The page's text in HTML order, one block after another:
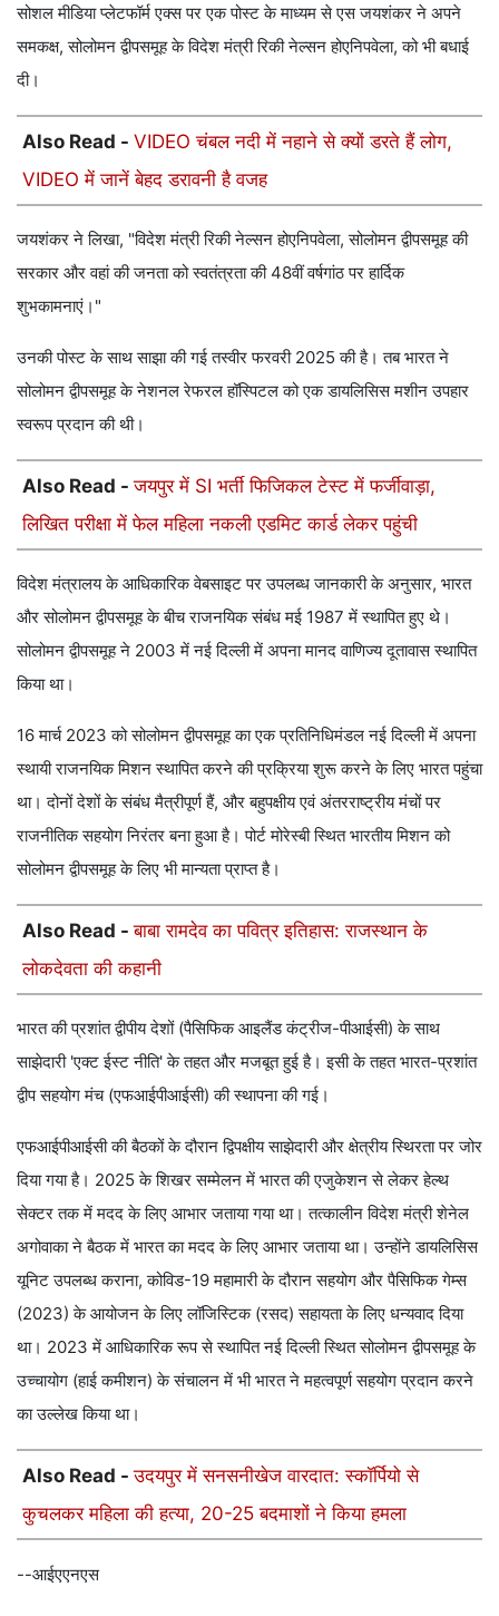
सोशल मीडिया प्लेटफॉर्म एक्स पर एक पोस्ट के माध्यम से एस जयशंकर ने अपने
समकक्ष, सोलोमन द्वीपसमूह के विदेश मंत्री रिकी नेल्सन होएनिपवेला, को भी बधाई
दी।
Also Read - VIDEO चंबल नदी में नहाने से क्यों डरते हैं लोग,
VIDEO में जानें बेहद डरावनी है वजह
जयशंकर ने लिखा, "विदेश मंत्री रिकी नेल्सन होएनिपवेला, सोलोमन द्वीपसमूह की
सरकार और वहां की जनता को स्वतंत्रता की 48वीं वर्षगांठ पर हार्दिक
शुभकामनाएं।"
उनकी पोस्ट के साथ साझा की गई तस्वीर फरवरी 2025 की है। तब भारत ने
सोलोमन द्वीपसमूह के नेशनल रेफरल हॉस्पिटल को एक डायलिसिस मशीन उपहार
स्वरूप प्रदान की थी।
Also Read -जयपुर में SI भर्ती फिजिकल टेस्ट में फर्जीवाड़ा,
लिखित परीक्षा में फेल महिला नकली एडमिट कार्ड लेकर पहुंची
विदेश मंत्रालय के आधिकारिक वेबसाइट पर उपलब्ध जानकारी के अनुसार, भारत
और सोलोमन द्वीपसमूह के बीच राजनयिक संबंध मई 1987 में स्थापित हुए थे।
सोलोमन द्वीपसमूह ने 2003 में नई दिल्ली में अपना मानद वाणिज्य दूतावास स्थापित
किया था।
16 मार्च 2023 को सोलोमन द्वीपसमूह का एक प्रतिनिधिमंडल नई दिल्ली में अपना
स्थायी राजनयिक मिशन स्थापित करने की प्रक्रिया शुरू करने के लिए भारत पहुंचा
था। दोनों देशों के संबंध मैत्रीपूर्ण हैं, और बहुपक्षीय एवं अंतरराष्ट्रीय मंचों पर
राजनीतिक सहयोग निरंतर बना हुआ है। पोर्ट मोरेस्बी स्थित भारतीय मिशन को
सोलोमन द्वीपसमूह के लिए भी मान्यता प्राप्त है।
Also Read -बाबा रामदेव का पवित्र इतिहास: राजस्थान के
लोकदेवता की कहानी
भारत की प्रशांत द्वीपीय देशों (पैसिफिक आइलैंड कंट्रीज-पीआईसी) के साथ
साझेदारी 'एक्ट ईस्ट नीति' के तहत और मजबूत हुई है। इसी के तहत भारत-प्रशांत
द्वीप सहयोग मंच (एफआईपीआईसी) की स्थापना की गई।
एफआईपीआईसी की बैठकों के दौरान द्विपक्षीय साझेदारी और क्षेत्रीय स्थिरता पर जोर
दिया गया है। 2025 के शिखर सम्मेलन में भारत की एजुकेशन से लेकर हेल्थ
सेक्टर तक में मदद के लिए आभार जताया गया था। तत्कालीन विदेश मंत्री शेनेल
अगोवाका ने बैठक में भारत का मदद के लिए आभार जताया था। उन्होंने डायलिसिस
यूनिट उपलब्ध कराना, कोविड-19 महामारी के दौरान सहयोग और पैसिफिक गेम्स
(2023) के आयोजन के लिए लॉजिस्टिक (रसद) सहायता के लिए धन्यवाद दिया
था। 2023 में आधिकारिक रूप से स्थापित नई दिल्ली स्थित सोलोमन द्वीपसमूह के
उच्चायोग (हाई कमीशन) के संचालन में भी भारत ने महत्वपूर्ण सहयोग प्रदान करने
का उल्लेख किया था।
Also Read -उदयपुर में सनसनीखेज वारदात: स्कॉर्पियो से
कुचलकर महिला की हत्या, 20-25 बदमाशों ने किया हमला
--आईएएनएस